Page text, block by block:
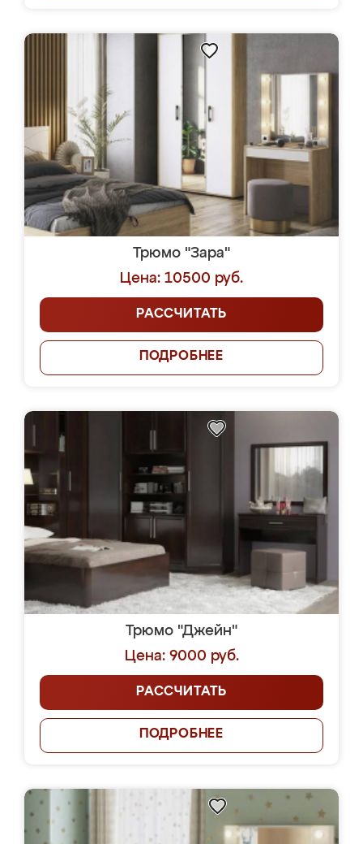
Трюмо "Зара"
Цена: 10500 руб.
РАССЧИТАТЬ
ПОДРОБНЕЕ
Трюмо "Джейн"
Цена: 9000 руб.
РАССЧИТАТЬ
ПОДРОБНЕЕ